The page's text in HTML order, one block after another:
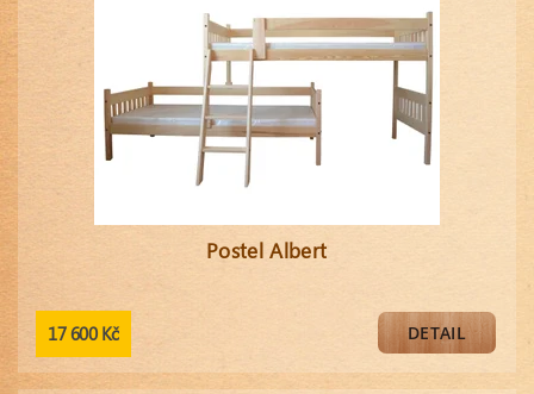
Postel Albert
17 600 Kč DETAIL